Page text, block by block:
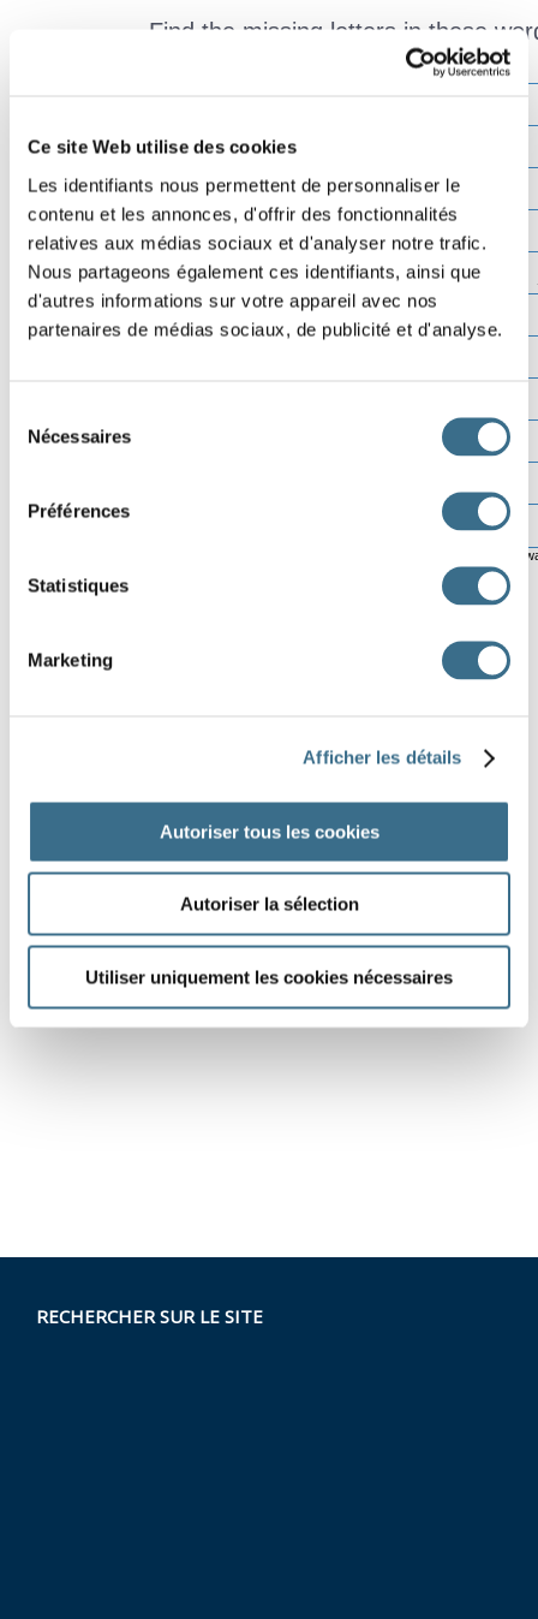
Ce site Web utilise des cookies
Les identifiants nous permettent de personnaliser le
contenu et les annonces, d'offrir des fonctionnalités
relatives aux médias sociaux et d'analyser notre trafic.
Nous partageons également ces identifiants, ainsi que
d'autres informations sur votre appareil avec nos
partenaires de médias sociaux, de publicité et d'analyse.
Nécessaires
Préférences
Statistiques
Marketing
Afficher les détails
Autoriser tous les cookies
Autoriser la sélection
Utiliser uniquement les cookies nécessaires
Find the missing letters in these
Vérifier
Lettre ?
00:00
F R
A I
P
RECHERCHER SUR LE SITE